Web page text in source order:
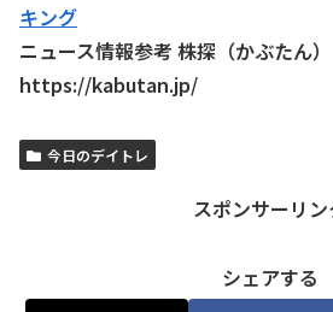
キング
ニュース情報参考 株探（かぶたん）
https://kabutan.jp/
今日のデイトレ
スポンサーリン
シェアする